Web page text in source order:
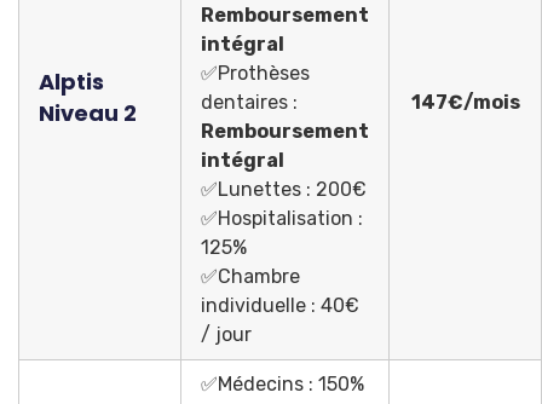
Alptis
Niveau 2
Remboursement
intégral
✅Prothèses
dentaires :
Remboursement
intégral
✅Lunettes : 200€
✅Hospitalisation :
125%
✅Chambre
individuelle : 40€
/ jour
147€/mois
✅Médecins : 150%